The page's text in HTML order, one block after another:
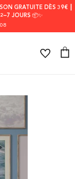
GRATUITE DÈS 39€ ┃
JOURS 📦✨